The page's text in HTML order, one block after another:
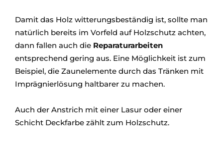
Damit das Holz witterungsbeständig ist, sollte man
natürlich bereits im Vorfeld auf Holzschutz achten,
dann fallen auch die Reparaturarbeiten
entsprechend gering aus. Eine Möglichkeit ist zum
Beispiel, die Zaunelemente durch das Tränken mit
Imprägnierlösung haltbarer zu machen.
Auch der Anstrich mit einer Lasur oder einer
Schicht Deckfarbe zählt zum Holzschutz.